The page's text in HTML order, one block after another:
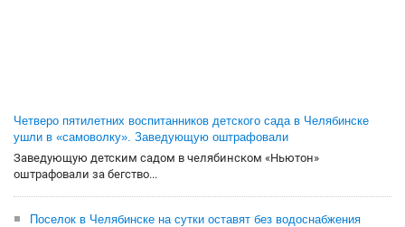
Четверо пятилетних воспитанников детского сада в Челябинске
ушли в «самоволку». Заведующую оштрафовали
Заведующую детским садом в челябинском «Ньютон»
оштрафовали за бегство...
Поселок в Челябинске на сутки оставят без водоснабжения